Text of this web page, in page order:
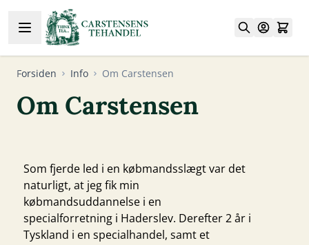
Skip to Content
Forsiden Info Om Carstensen
Om Carstensen
Som fjerde led i en købmandsslægt var det
naturligt, at jeg fik min
købmandsuddannelse i en
specialforretning i Haderslev. Derefter 2 år i
Tyskland i en specialhandel, samt et